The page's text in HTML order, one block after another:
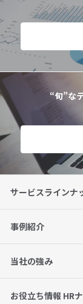
“旬”な
サービスラインナ
事例紹介
当社の強み
お役立ち情報 HR